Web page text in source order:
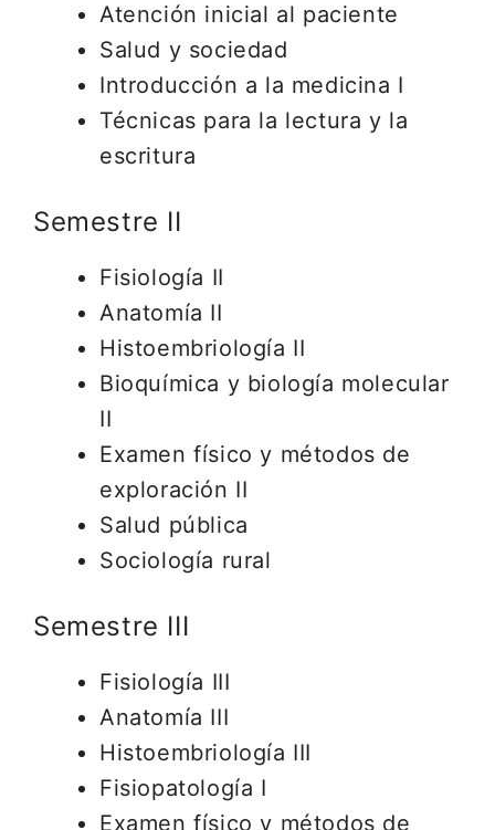
Atención inicial al paciente
Salud y sociedad
Introducción a la medicina I
Técnicas para la lectura y la
escritura
Semestre II
Fisiología II
Anatomía II
Histoembriología II
Bioquímica y biología molecular
II
Examen físico y métodos de
exploración II
Salud pública
Sociología rural
Semestre III
Fisiología III
Anatomía III
Histoembriología III
Fisiopatología I
Examen físico y métodos de